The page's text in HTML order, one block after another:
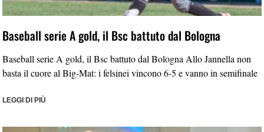
Baseball serie A gold, il Bsc battuto dal Bologna
Baseball serie A gold, il Bsc battuto dal Bologna Allo Jannella non
basta il cuore al Big-Mat: i felsinei vincono 6-5 e vanno in semifinale
LEGGI DI PIÙ